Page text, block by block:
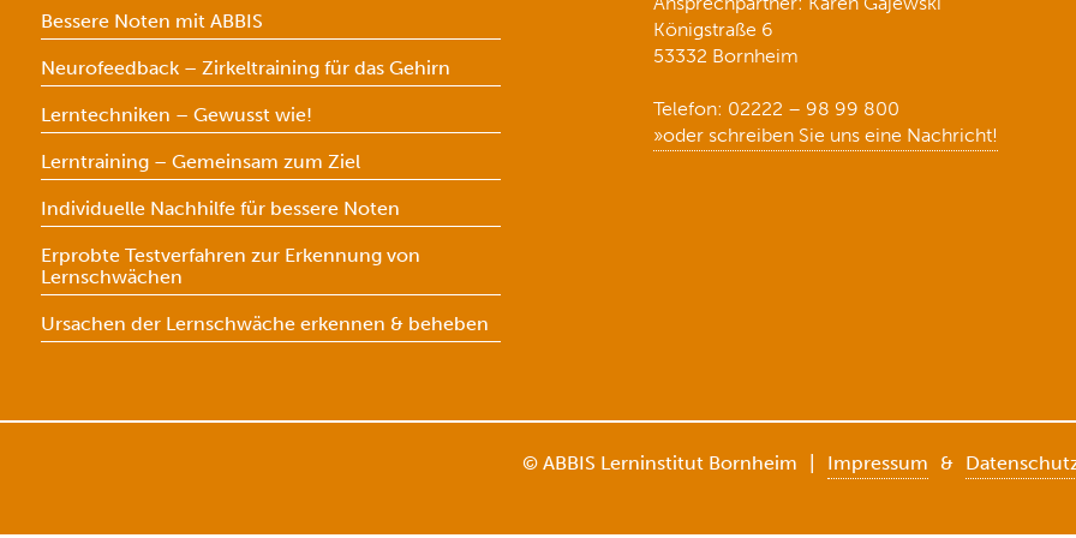
Bessere Noten mit ABBIS
Neurofeedback – Zirkeltraining für das Gehirn
Lerntechniken – Gewusst wie!
Lerntraining – Gemeinsam zum Ziel
Individuelle Nachhilfe für bessere Noten
Erprobte Testverfahren zur Erkennung von
Lernschwächen
Ursachen der Lernschwäche erkennen & beheben
Königstraße 6
53332 Bornheim
Telefon: 02222 – 98 99 800
»oder schreiben Sie uns eine Nachricht!
© ABBIS Lerninstitut Bornheim Impressum &